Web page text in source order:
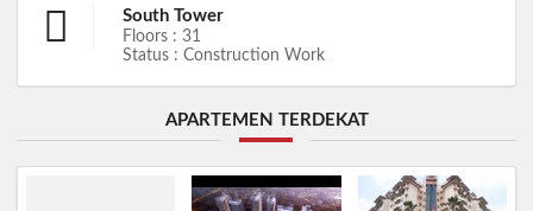
South Tower
Floors : 31
Status : Construction Work
APARTEMEN TERDEKAT